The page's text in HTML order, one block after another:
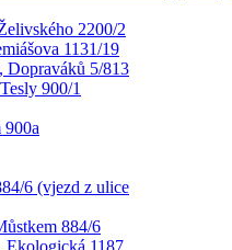
2200/2
1131/19
Dopraváků 5/813
900/1
900a
6 (vjezd z ulice
884/6
Ekologická 1187